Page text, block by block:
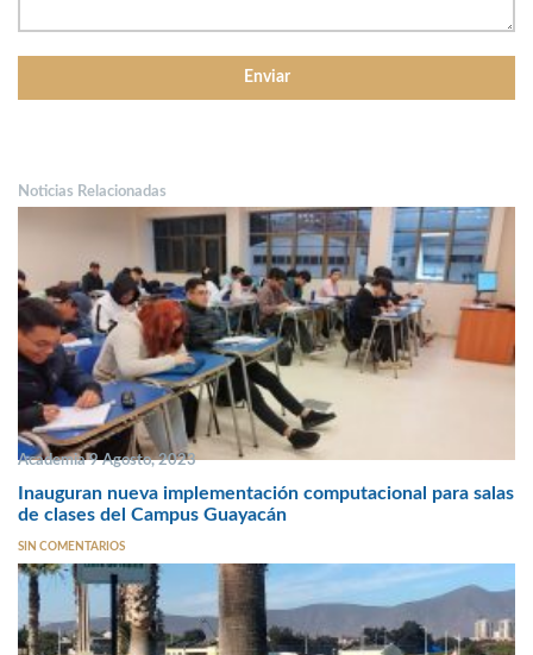
Noticias Relacionadas
Academia 9 Agosto, 2023
Inauguran nueva implementación computacional para salas
de clases del Campus Guayacán
SIN COMENTARIOS